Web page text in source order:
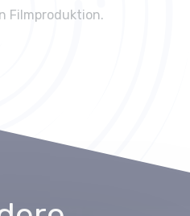
Filmproduktion.